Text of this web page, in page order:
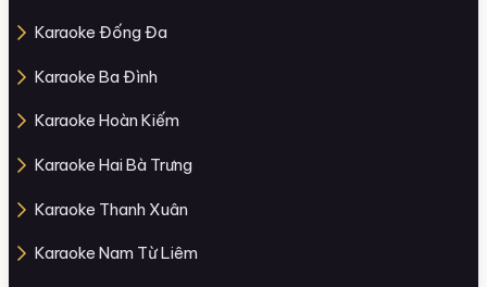
Karaoke Đống Đa
Karaoke Ba Đình
Karaoke Hoàn Kiếm
Karaoke Hai Bà Trưng
Karaoke Thanh Xuân
Karaoke Nam Từ Liêm